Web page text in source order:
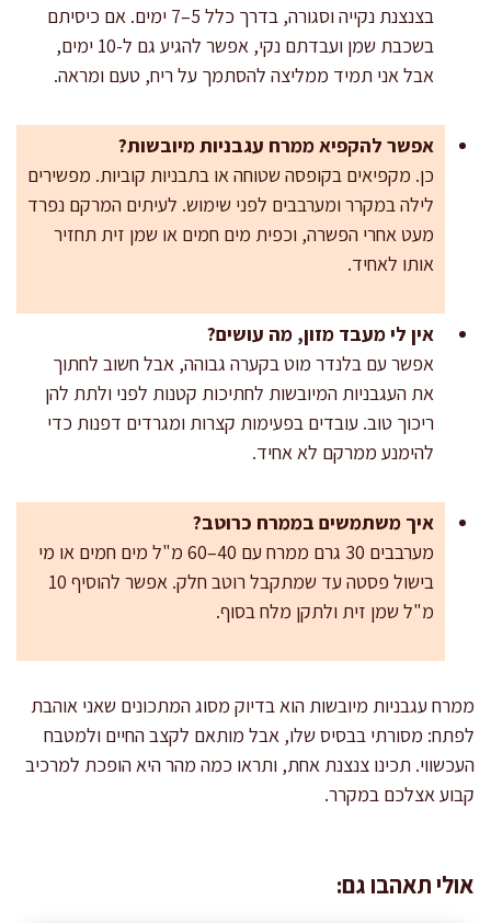
בצנצנת נקייה וסגורה, בדרך כלל 5–7 ימים. אם כיסיתם
בשכבת שמן ועבדתם נקי, אפשר להגיע גם ל-10 ימים,
אבל אני תמיד ממליצה להסתמך על ריח, טעם ומראה.
אפשר להקפיא ממרח עגבניות מיובשות?
כן. מקפיאים בקופסה שטוחה או בתבניות קוביות. מפשירים
לילה במקרר ומערבבים לפני שימוש. לעיתים המרקם נפרד
מעט אחרי הפשרה, וכפית מים חמים או שמן זית תחזיר
אותו לאחיד.
אין לי מעבד מזון, מה עושים?
אפשר עם בלנדר מוט בקערה גבוהה, אבל חשוב לחתוך
את העגבניות המיובשות לחתיכות קטנות לפני ולתת להן
ריכוך טוב. עובדים בפעימות קצרות ומגרדים דפנות כדי
להימנע ממרקם לא אחיד.
איך משתמשים בממרח כרוטב?
מערבבים 30 גרם ממרח עם 40–60 מ"ל מים חמים או מי
בישול פסטה עד שמתקבל רוטב חלק. אפשר להוסיף 10
מ"ל שמן זית ולתקן מלח בסוף.
ממרח עגבניות מיובשות הוא בדיוק מסוג המתכונים שאני אוהבת
לפתח: מסורתי בבסיס שלו, אבל מותאם לקצב החיים ולמטבח
העכשווי. תכינו צנצנת אחת, ותראו כמה מהר היא הופכת למרכיב
קבוע אצלכם במקרר.
אולי תאהבו גם: